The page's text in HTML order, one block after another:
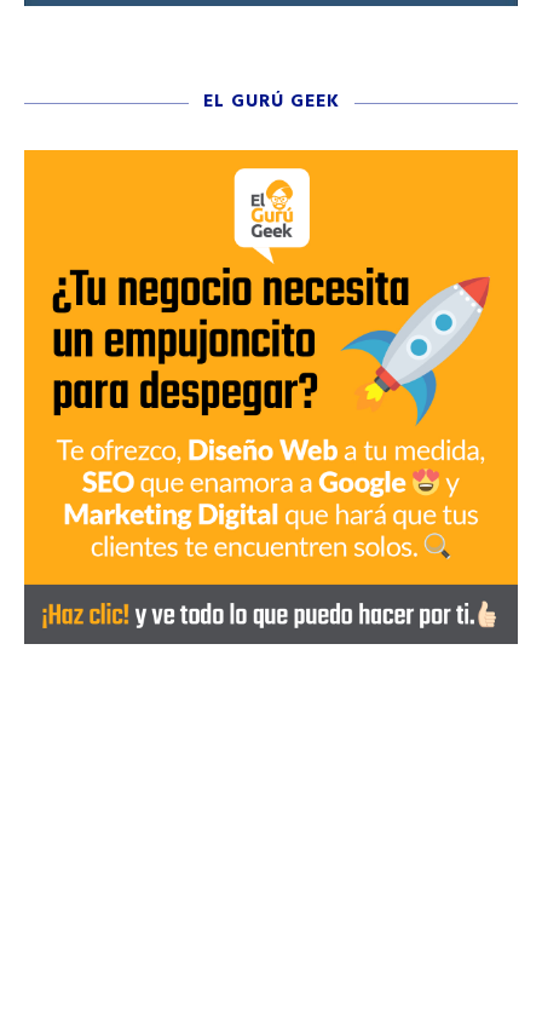
EL GURÚ GEEK